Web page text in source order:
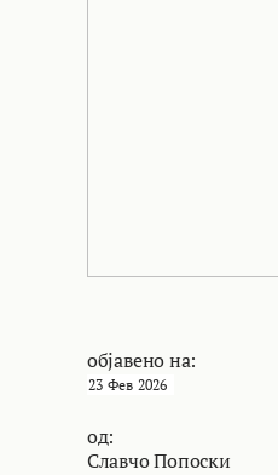
објавено на:
23 Фев 2026
од:
Славчо Попоски